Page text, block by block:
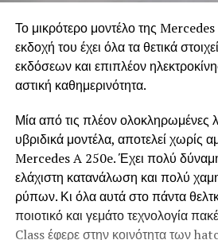
Το μικρότερο μοντέλο της
εκδοχή του έχει όλα τα θετικά
εκδόσεων και επιπλέον
αστική καθημερινότητα.
Μία από τις πλέον ολοκληρωμένες
υβριδικά μοντέλα, αποτελεί χωρίς
Mercedes A 250e. Έχει πολύ
ελάχιστη κατανάλωση και πολύ
ρύπων. Κι όλα αυτά στο πάντα
ποιοτικό και γεμάτο τεχνολογία
Class έφερε στην κοινότητα των